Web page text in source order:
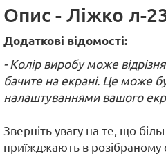
Опис - Ліжко л-
Додаткові відомості:
- Колір виробу може
бачите на екрані. Це може
налаштуваннями вашого
Зверніть увагу на те, що
приїжджають в розібраному